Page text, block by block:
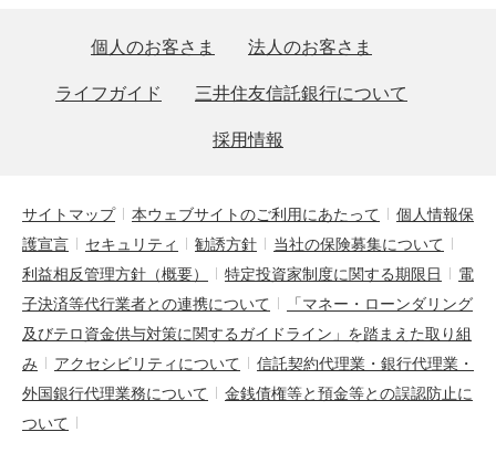
個人のお客さま
法人のお客さま
ライフガイド
三井住友信託銀行について
採用情報
サイトマップ 本ウェブサイトのご利用にあたって
個人情報保
護宣言
セキュリティ 勧誘方針
当社の保険募集について
利益相反管理方針（概要）
特定投資家制度に関する期限日
電
子決済等代行業者との連携について
「マネー・ローンダリング
及びテロ資金供与対策に関するガイドライン」を踏まえた取り組
み
アクセシビリティについて
信託契約代理業・銀行代理業・
外国銀行代理業務について
金銭債権等と預金等との誤認防止に
ついて